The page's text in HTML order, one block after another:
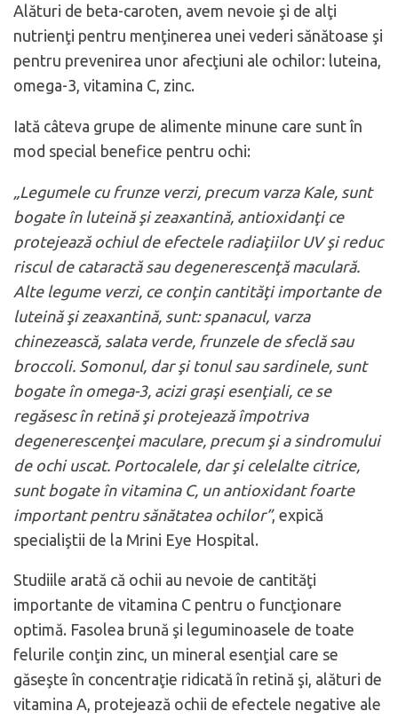
Alături de beta-caroten, avem nevoie şi de alţi
nutrienţi pentru menţinerea unei vederi sănătoase şi
pentru prevenirea unor afecţiuni ale ochilor: luteina,
omega-3, vitamina C, zinc.
Iată câteva grupe de alimente minune care sunt în
mod special benefice pentru ochi:
„Legumele cu frunze verzi, precum varza Kale, sunt
bogate în luteină şi zeaxantină, antioxidanţi ce
protejează ochiul de efectele radiaţiilor UV şi reduc
riscul de cataractă sau degenerescenţă maculară.
Alte legume verzi, ce conţin cantităţi importante de
luteină şi zeaxantină, sunt: spanacul, varza
chinezească, salata verde, frunzele de sfeclă sau
broccoli. Somonul, dar şi tonul sau sardinele, sunt
bogate în omega-3, acizi graşi esenţiali, ce se
regăsesc în retină şi protejează împotriva
degenerescenţei maculare, precum şi a sindromului
de ochi uscat. Portocalele, dar şi celelalte citrice,
sunt bogate în vitamina C, un antioxidant foarte
important pentru sănătatea ochilor”, expică
specialiştii de la Mrini Eye Hospital.
Studiile arată că ochii au nevoie de cantităţi
importante de vitamina C pentru o funcţionare
optimă. Fasolea brună şi leguminoasele de toate
felurile conţin zinc, un mineral esenţial care se
găseşte în concentraţie ridicată în retină şi, alături de
vitamina A, protejează ochii de efectele negative ale